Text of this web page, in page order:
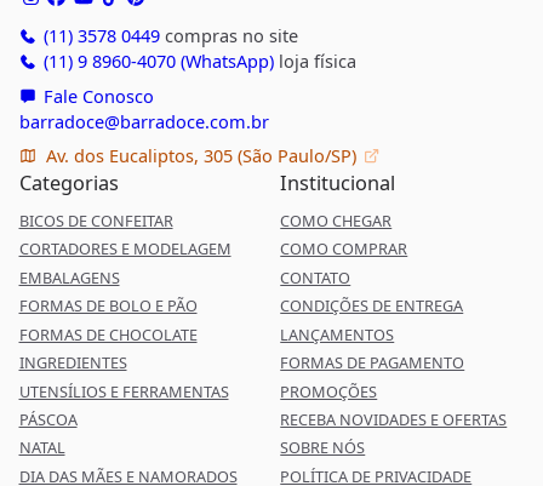
(11) 3578 0449compras no site
(11) 9 8960-4070 (WhatsApp)loja física
Fale Conosco
barradoce@barradoce.com.br
Av. dos Eucaliptos, 305 (São Paulo/SP)
Categorias
BICOS DE CONFEITAR
CORTADORES E MODELAGEM
EMBALAGENS
FORMAS DE BOLO E PÃO
FORMAS DE CHOCOLATE
INGREDIENTES
UTENSÍLIOS E FERRAMENTAS
PÁSCOA
NATAL
DIA DAS MÃES E NAMORADOS
Institucional
COMO CHEGAR
COMO COMPRAR
CONTATO
CONDIÇÕES DE ENTREGA
LANÇAMENTOS
FORMAS DE PAGAMENTO
PROMOÇÕES
RECEBA NOVIDADES E OFERTAS
SOBRE NÓS
POLÍTICA DE PRIVACIDADE